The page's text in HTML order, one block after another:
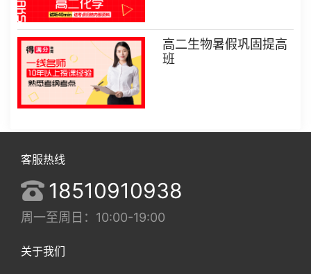
高二生物暑假巩固提高
班
客服热线
18510910938
周一至周日：10:00-19:00
关于我们